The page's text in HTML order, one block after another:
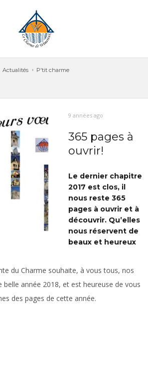
Actualités P'tit charme
9 années ago
365 pages à
ouvrir!
Le dernier chapitre
2017 est clos, il
nous reste 365
pages à ouvrir et à
découvrir. Qu’elles
nous réservent de
beaux et heureux
du Charme souhaite, à vous tous, nos
belle année 2018, et est heureuse de vous
des pages de cette année.